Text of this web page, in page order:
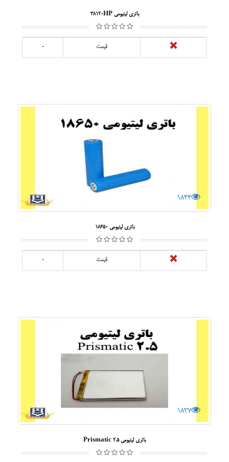
باتری لیتیومی 38120HP
قیمت 0
1844
باتری لیتیومی 18650
قیمت 0
1837
باتری لیتیومی Prismatic 2.5